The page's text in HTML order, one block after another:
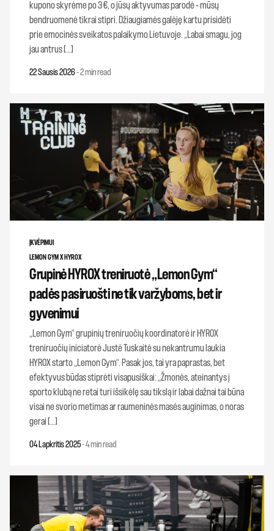
kupono skyrėme po 3 €, o jūsų aktyvumas parodė – mūsų
bendruomenė tikrai stipri. Džiaugiamės galėję kartu prisidėti
prie emocinės sveikatos palaikymo Lietuvoje. „Labai smagu, jog
jau antrus […]
22 Sausis 2026-2 min read
ĮKVĖPIMUI
LEMON GYM X HYROX
Grupinė HYROX treniruotė „Lemon Gym“
padės pasiruošti ne tik varžyboms, bet ir
gyvenimui
„Lemon Gym“ grupinių treniruočių koordinatorė ir HYROX
treniruočių iniciatorė Justė Tuskaitė su nekantrumu laukia
HYROX starto „Lemon Gym“. Pasak jos, tai yra paprastas, bet
efektyvus būdas stiprėti visapusiškai: „Žmonės, ateinantys į
sporto klubą ne retai turi išsikėlę sau tikslą ir labai dažnai tai būna
visai ne svorio metimas ar raumeninės masės auginimas, o noras
gerai […]
04 Lapkritis 2025-4 min read